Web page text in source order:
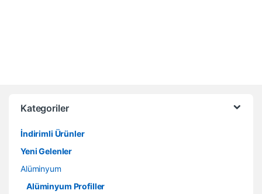
Kategoriler
İndirimli Ürünler
Yeni Gelenler
Alüminyum
Alüminyum Profiller